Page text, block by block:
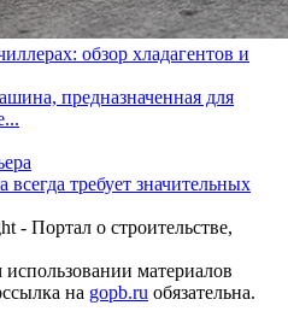
обзор хладагентов и
предназначенная для
требует значительных
- Портал о строительстве,
материалов
на gopb.ru обязательна.